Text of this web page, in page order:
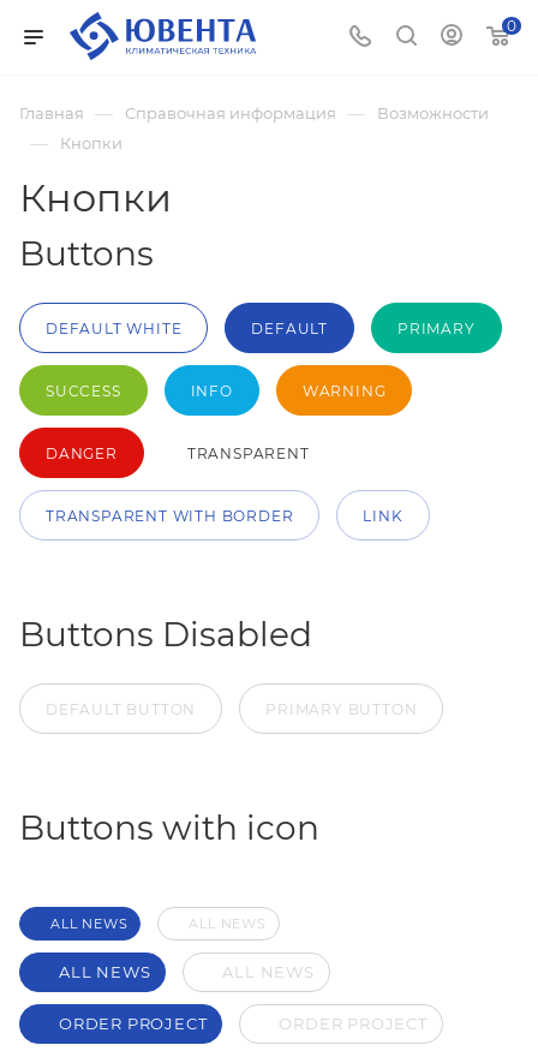
0
Главная — Справочная информация — Возможности
— Кнопки
Кнопки
Buttons
DEFAULT WHITE DEFAULT PRIMARY
SUCCESS INFO WARNING
DANGER TRANSPARENT
TRANSPARENT WITH BORDER LINK
Buttons Disabled
DEFAULT BUTTON PRIMARY BUTTON
Buttons with icon
ALL NEWS ALL NEWS
ALL NEWS ALL NEWS
ORDER PROJECT ORDER PROJECT